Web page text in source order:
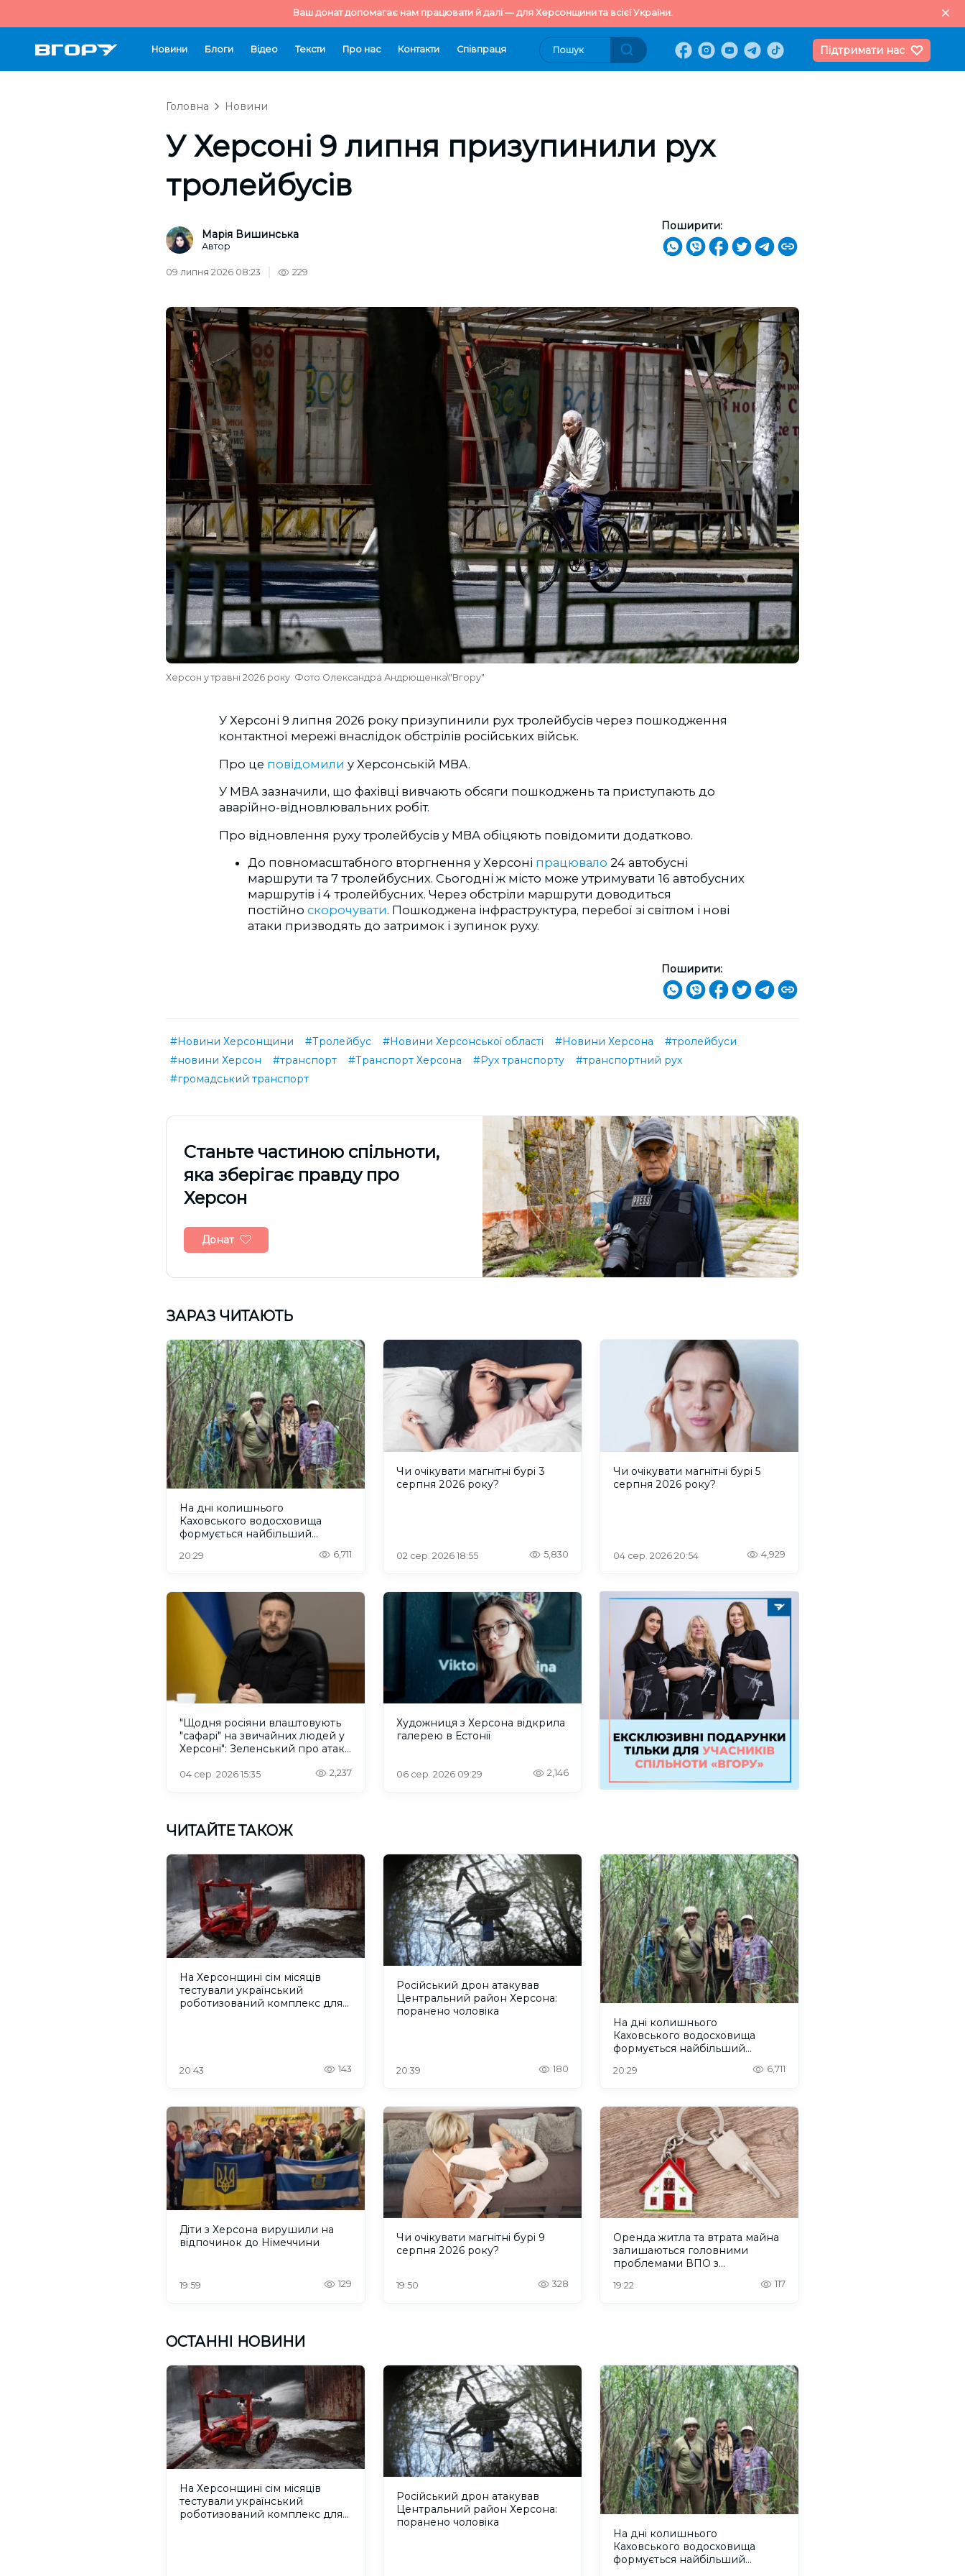
Ваш донат допомагає нам працювати й далі — для Херсонщини та всієї України.
Новини Блоги Відео Тексти Про нас Контакти Cпівпраця Підтримати нас
Головна Новини
У Херсоні 9 липня призупинили рух
тролейбусів
Марія Вишинська
Автор
Поширити:
09 липня 2026 08:23 229
Херсон у травні 2026 року. Фото Олександра Андрющенка\"Вгору"
У Херсоні 9 липня 2026 року призупинили рух тролейбусів через пошкодження
контактної мережі внаслідок обстрілів російських військ.
Про це повідомили у Херсонській МВА.
У МВА зазначили, що фахівці вивчають обсяги пошкоджень та приступають до
аварійно-відновлювальних робіт.
Про відновлення руху тролейбусів у МВА обіцяють повідомити додатково.
До повномасштабного вторгнення у Херсоні працювало 24 автобусні
маршрути та 7 тролейбусних. Сьогодні ж місто може утримувати 16 автобусних
маршрутів і 4 тролейбусних. Через обстріли маршрути доводиться
постійно скорочувати. Пошкоджена інфраструктура, перебої зі світлом і нові
атаки призводять до затримок і зупинок руху.
Поширити:
#Новини Херсонщини #Тролейбус #Новини Херсонської області #Новини Херсона
#тролейбуси
#новини Херсон
#транспорт #Транспорт Херсона #Рух транспорту
#транспортний рух
#громадський транспорт
Cтаньте частиною спільноти,
яка зберігає правду про
Херсон
Донат
ЗАРАЗ ЧИТАЮТЬ
На дні колишнього
Каховського водосховища
формується найбільший
20:29 6,711
Чи очікувати магнітні бурі 3
серпня 2026 року?
02 сер. 2026 18:55 5,830
Чи очікувати магнітні бурі 5
серпня 2026 року?
04 сер. 2026 20:54 4,929
"Щодня росіяни влаштовують
"сафарі" на звичайних людей у
Херсоні": Зеленський про атаку
04 сер. 2026 15:35 2,237
Художниця з Херсона відкрила
галерею в Естонії
06 сер. 2026 09:29 2,146
ЧИТАЙТЕ ТАКОЖ
На Херсонщині сім місяців
тестували український
роботизований комплекс для
20:43 143
Російський дрон атакував
Центральний район Херсона:
поранено чоловіка
20:39 180
На дні колишнього
Каховського водосховища
формується найбільший
20:29 6,711
Діти з Херсона вирушили на
відпочинок до Німеччини
19:59 129
Чи очікувати магнітні бурі 9
серпня 2026 року?
19:50 328
Оренда житла та втрата майна
залишаються головними
проблемами ВПО з
19:22 117
ОСТАННІ НОВИНИ
На Херсонщині сім місяців
тестували український
роботизований комплекс для
Російський дрон атакував
Центральний район Херсона:
поранено чоловіка
На дні колишнього
Каховського водосховища
формується найбільший